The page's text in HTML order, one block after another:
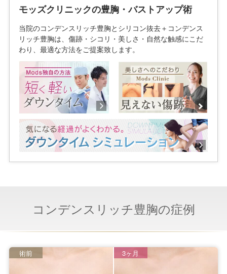
モッズクリニックの豊胸・バストアップ術
当院のコンデンスリッチ豊胸とシリコン抜去＋コンデンス
リッチ豊胸は、傷跡・シコリ・美しさ・自然な触感にこだ
わり、最適な方法をご提案致します。
コンデンスリッチ豊胸の症例
術前 3ヶ月